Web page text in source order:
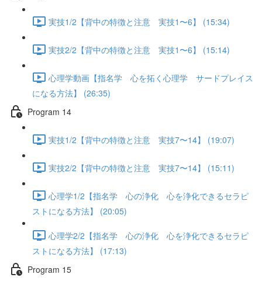
実技1/2【背中の特徴と注意 実技1〜6】 (15:34)
実技2/2【背中の特徴と注意 実技1〜6】 (15:14)
心理学動画【指名学 心を拓く心理学 サードプレイス
になる方法】 (26:35)
Program 14
実技1/2【背中の特徴と注意 実技7〜14】 (19:07)
実技2/2【背中の特徴と注意 実技7〜14】 (15:11)
心理学1/2【指名学 心の浄化 心を浄化できるセラピ
ストになる方法】 (20:05)
心理学2/2【指名学 心の浄化 心を浄化できるセラピ
ストになる方法】 (17:13)
Program 15